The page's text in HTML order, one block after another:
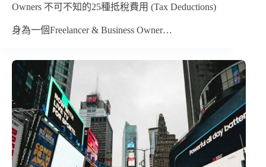
Owners 不可不知的25種抵稅費用 (Tax Deductions)
身為一個Freelancer & Business Owner…